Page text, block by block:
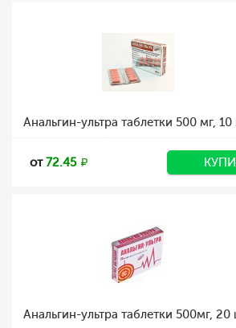
Анальгин-ультра таблетки 500 мг, 10
от72.45
Анальгин-ультра таблетки 500мг, 20